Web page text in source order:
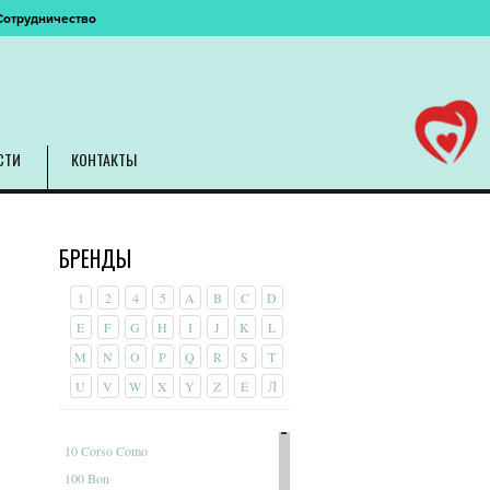
КОНТАКТЫ
БРЕНДЫ
1 2 4 5 A B C
D
E
F G H I J K
L
M
N O P Q R S
T
U
V W X Y Z É Л
10 Corso Como
100 Bon